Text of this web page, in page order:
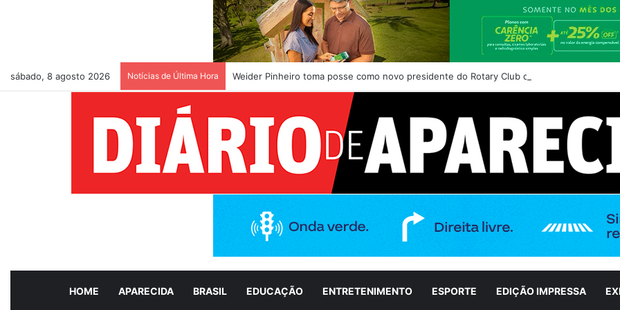
sábado, 8 agosto 2026 Notícias de Última Hora Weider Pinheiro toma posse como novo presidente do Rotary Club de Aparecida de
HOME APARECIDA BRASIL EDUCAÇÃO ENTRETENIMENTO ESPORTE EDIÇÃO IMPRESSA